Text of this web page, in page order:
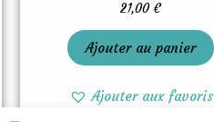
21,00€
Ajouter au panier
Ajouter aux favoris